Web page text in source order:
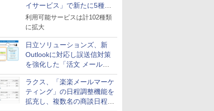
イサービス」で新たに5種類
のサービスと連携開始
利用可能サービスは計102種類
に拡大
日立ソリューションズ、新
Outlookに対応し誤送信対策
を強化した「活文 メール誤
送信防止アドインサービス」
を提供
ラクス、「楽楽メールマーケ
ティング」の日程調整機能を
拡充し、複数名の商談日程調